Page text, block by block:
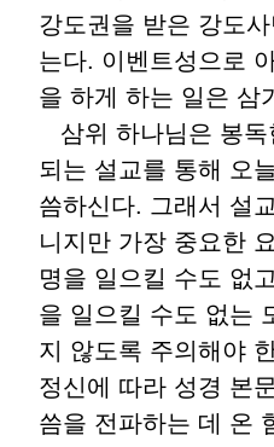
강도권을 받은 강도
는다. 이벤트성으로
을 하게 하는 일은 삼
삼위 하나님은 봉독
되는 설교를 통해 오
씀하신다. 그래서 설
니지만 가장 중요한
명을 일으킬 수도 없
을 일으킬 수도 없는
지 않도록 주의해야
정신에 따라 성경 본
씀을 전파하는 데 온